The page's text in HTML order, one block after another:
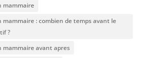
mammaire
: combien de temps avant le
?
avant apres